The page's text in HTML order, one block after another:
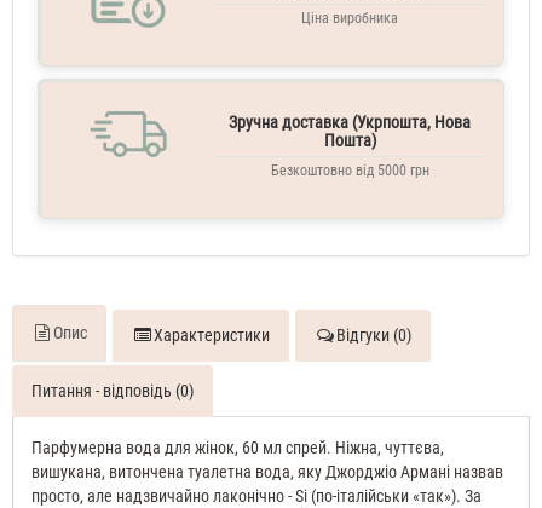
жіночі
вода
жінокGiorgio
Armani
жіночі
Ціна виробника
Зручна доставка (Укрпошта, Нова
Пошта)
Безкоштовно від 5000 грн
Опис Характеристики Відгуки (0)
Питання - відповідь (0)
Парфумерна вода для жінок, 60 мл спрей. Ніжна, чуттєва,
вишукана, витончена туалетна вода, яку Джорджіо Армані назвав
просто, але надзвичайно лаконічно - Si (по-італійськи «так»). За